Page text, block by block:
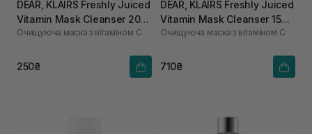
DEAR, KLAIRS Freshly Juiced
Vitamin Mask Cleanser 20
мл
Очищуюча маска з вітаміном С
250₴
DEAR, KLAIRS Freshly Juiced
Vitamin Mask Cleanser 150
мл
Очищуюча маска з вітаміном С
710₴